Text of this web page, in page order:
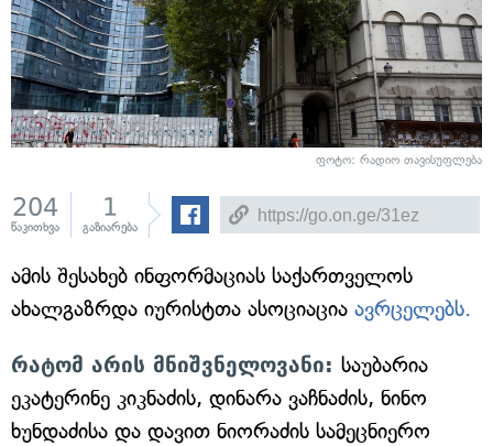
ფოტო: რადიო თავისუფლება
204
წაკითხვა
1
გაზიარება
ამის შესახებ ინფორმაციას საქართველოს
ახალგაზრდა იურისტთა ასოციაცია ავრცელებს.
რატომ არის მნიშვნელოვანი: საუბარია
ეკატერინე კიკნაძის, დინარა ვაჩნაძის, ნინო
ხუნდაძისა და დავით ნიორაძის სამეცნიერო